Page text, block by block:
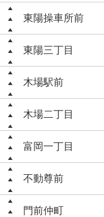
東陽操車所前
東陽三丁目
木場駅前
木場二丁目
富岡一丁目
不動尊前
門前仲町